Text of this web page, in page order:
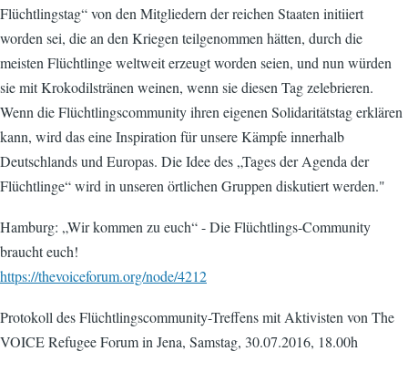
Flüchtlingstag“ von den Mitgliedern der reichen Staaten initiiert
worden sei, die an den Kriegen teilgenommen hätten, durch die
meisten Flüchtlinge weltweit erzeugt worden seien, und nun würden
sie mit Krokodilstränen weinen, wenn sie diesen Tag zelebrieren.
Wenn die Flüchtlingscommunity ihren eigenen Solidaritätstag erklären
kann, wird das eine Inspiration für unsere Kämpfe innerhalb
Deutschlands und Europas. Die Idee des „Tages der Agenda der
Flüchtlinge“ wird in unseren örtlichen Gruppen diskutiert werden."
Hamburg: „Wir kommen zu euch“ - Die Flüchtlings-Community
braucht euch!
https://thevoiceforum.org/node/4212
Protokoll des Flüchtlingscommunity-Treffens mit Aktivisten von The
VOICE Refugee Forum in Jena, Samstag, 30.07.2016, 18.00h